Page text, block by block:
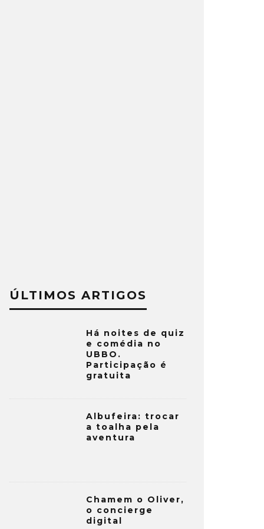
ÚLTIMOS ARTIGOS
Há noites de quiz
e comédia no
UBBO.
Participação é
gratuita
Albufeira: trocar
a toalha pela
aventura
Chamem o Oliver,
o concierge
digital